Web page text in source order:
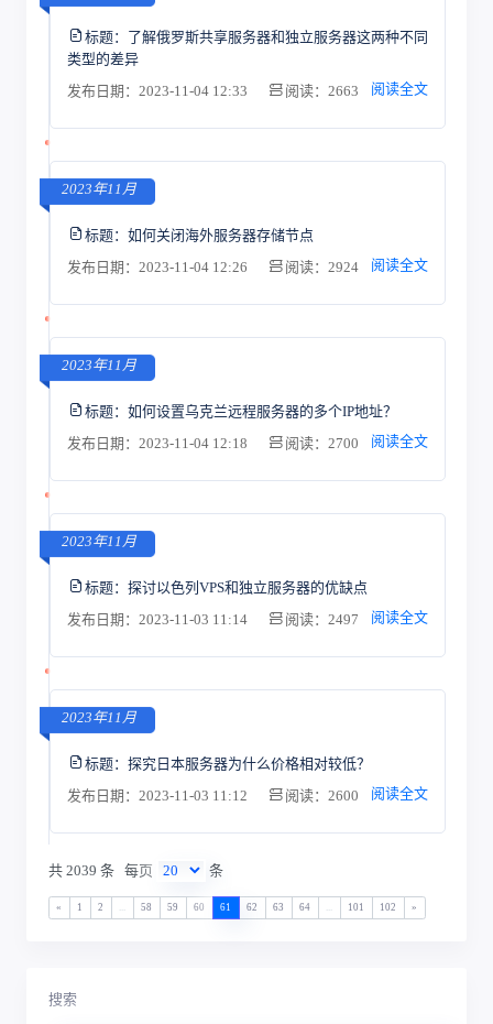
标题： 了解俄罗斯共享服务器和独立服务器这两种不同
类型的差异
发布日期：2023-11-04 12:33
阅读：2663 阅读全文
2023年11月
标题： 如何关闭海外服务器存储节点
发布日期：2023-11-04 12:26
阅读：2924 阅读全文
2023年11月
标题： 如何设置乌克兰远程服务器的多个IP地址？
发布日期：2023-11-04 12:18
阅读：2700 阅读全文
2023年11月
标题： 探讨以色列VPS和独立服务器的优缺点
发布日期：2023-11-03 11:14
阅读：2497 阅读全文
2023年11月
标题： 探究日本服务器为什么价格相对较低？
发布日期：2023-11-03 11:12
阅读：2600 阅读全文
共 2039 条 每页 条
« 1 2 58 59 60 61 62 63 64 101 102 »
搜索